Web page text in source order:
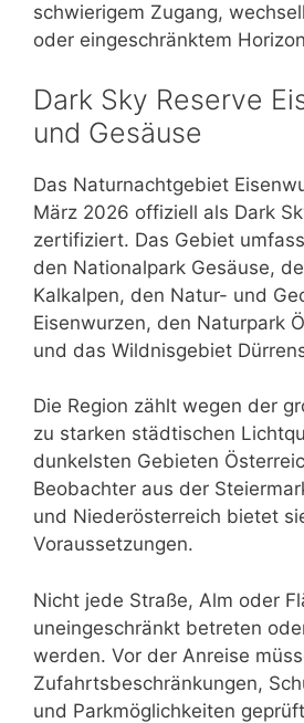
schwierigem Zugang,
oder eingeschränktem
Dark Sky Reserve
und Gesäuse
Das Naturnachtgebiet
März 2026 offiziell als Dark
zertifiziert. Das Gebiet
den Nationalpark Gesäuse,
Kalkalpen, den Natur- und
Eisenwurzen, den Naturpark
und das Wildnisgebiet
Die Region zählt wegen der
zu starken städtischen
dunkelsten Gebieten
Beobachter aus der
und Niederösterreich bietet
Voraussetzungen.
Nicht jede Straße, Alm oder
uneingeschränkt betreten
werden. Vor der Anreise
Zufahrtsbeschränkungen,
und Parkmöglichkeiten